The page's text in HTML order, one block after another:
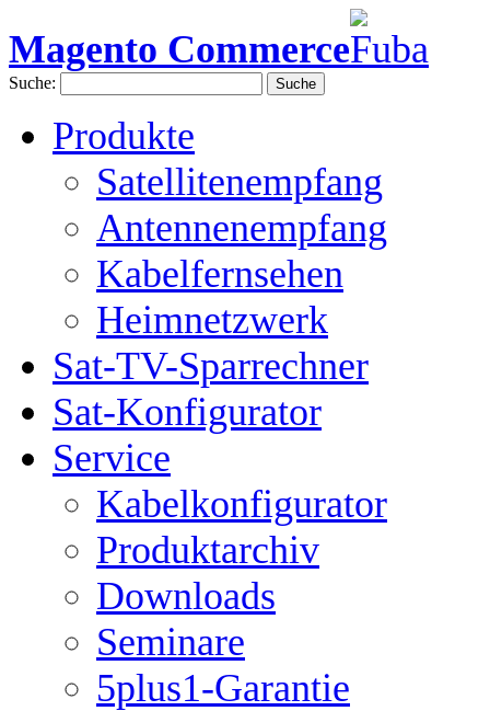
Magento Commerce
Suche: Suche
Produkte
Satellitenempfang
Antennenempfang
Kabelfernsehen
Heimnetzwerk
Sat-TV-Sparrechner
Sat-Konfigurator
Service
Kabelkonfigurator
Produktarchiv
Downloads
Seminare
5plus1-Garantie